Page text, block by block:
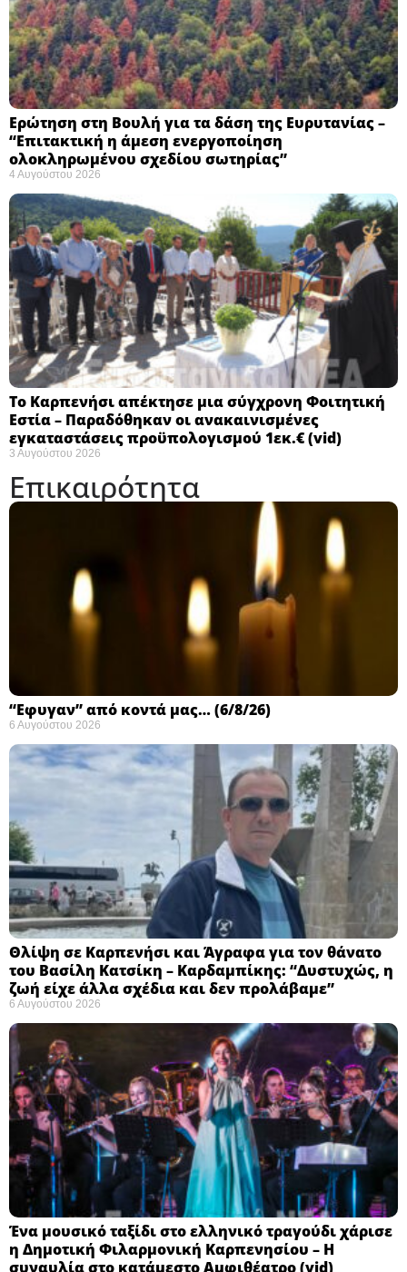
Ερώτηση στη Βουλή για τα δάση της Ευρυτανίας –
“Eπιτακτική η άμεση ενεργοποίηση
ολοκληρωμένου σχεδίου σωτηρίας”
4 Αυγούστου 2026
Το Καρπενήσι απέκτησε μια σύγχρονη Φοιτητική
Εστία – Παραδόθηκαν οι ανακαινισμένες
εγκαταστάσεις προϋπολογισμού 1εκ.€ (vid)
3 Αυγούστου 2026
Επικαιρότητα
“Εφυγαν” από κοντά μας… (6/8/26)
6 Αυγούστου 2026
Θλίψη σε Καρπενήσι και Άγραφα για τον θάνατο
του Βασίλη Κατσίκη – Καρδαμπίκης: “Δυστυχώς, η
ζωή είχε άλλα σχέδια και δεν προλάβαμε”
6 Αυγούστου 2026
Ένα μουσικό ταξίδι στο ελληνικό τραγούδι χάρισε
η Δημοτική Φιλαρμονική Καρπενησίου – Η
συναυλία στο κατάμεστο Αμφιθέατρο (vid)